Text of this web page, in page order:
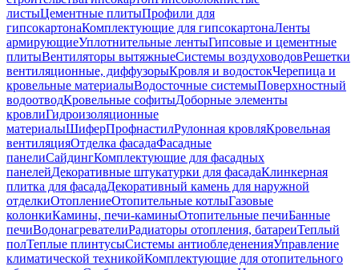
листыЦементные плитыПрофили для
гипсокартонаКомплектующие для гипсокартонаЛенты
армирующиеУплотнительные лентыГипсовые и цементные
плитыВентиляторы вытяжныеСистемы воздуховодовРешетки
вентиляционные, диффузорыКровля и водостокЧерепица и
кровельные материалыВодосточные системыПоверхностный
водоотводКровельные софитыДоборные элементы
кровлиГидроизоляционные
материалыШиферПрофнастилРулонная кровляКровельная
вентиляцияОтделка фасадаФасадные
панелиСайдингКомплектующие для фасадных
панелейДекоративные штукатурки для фасадаКлинкерная
плитка для фасадаДекоративный камень для наружной
отделкиОтоплениеОтопительные котлыГазовые
колонкиКамины, печи-каминыОтопительные печиБанные
печиВодонагревателиРадиаторы отопления, батареиТеплый
полТеплые плинтусыСистемы антиобледененияУправление
климатической техникойКомплектующие для отопительного